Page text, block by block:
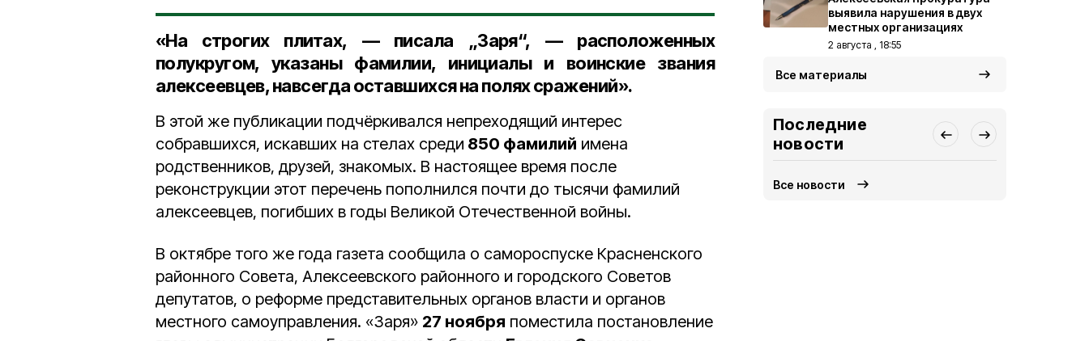
«На строгих плитах, — писала „Заря“, — расположенных
полукругом, указаны фамилии, инициалы и воинские звания
алексеевцев, навсегда оставшихся на полях сражений».
В этой же публикации подчёркивался непреходящий интерес
собравшихся, искавших на стелах среди 850 фамилий имена
родственников, друзей, знакомых. В настоящее время после
реконструкции этот перечень пополнился почти до тысячи фамилий
алексеевцев, погибших в годы Великой Отечественной войны.
В октябре того же года газета сообщила о самороспуске Красненского
районного Совета, Алексеевского районного и городского Советов
депутатов, о реформе представительных органов власти и органов
местного самоуправления. «Заря» 27 ноября поместила постановление
выявила нарушения в двух
местных организациях
2 августа , 18:55
Все материалы
Последние
новости
Все новости